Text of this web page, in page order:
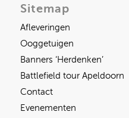
Sitemap
Afleveringen
Ooggetuigen
Banners ‘Herdenken’
Battlefield tour Apeldoorn
Contact
Evenementen